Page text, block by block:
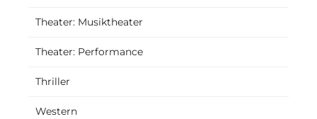
Theater: Musiktheater
Theater: Performance
Thriller
Western